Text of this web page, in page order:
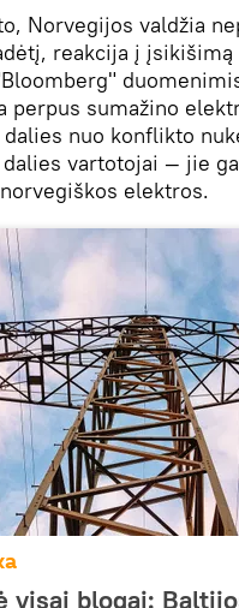
Norvegijos valdžia
reakcija į
perpus sumažino
dalies nuo konflikto
vartotojai — jie
elektros.
visai blogai: